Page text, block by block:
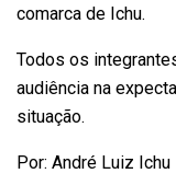
comarca de Ichu.
Todos os
audiência na
situação.
Por: André Luiz Ichu